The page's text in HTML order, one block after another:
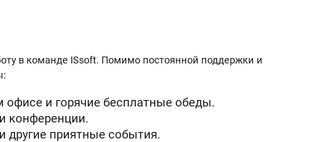
в команде ISsoft. Помимо постоянной поддержки и
и горячие бесплатные обеды.
конференции.
другие приятные события.